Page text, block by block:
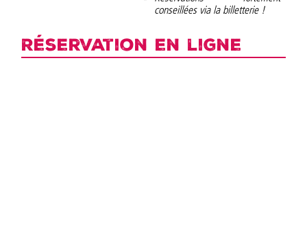
conseillées via la billetterie !
Réservation en ligne